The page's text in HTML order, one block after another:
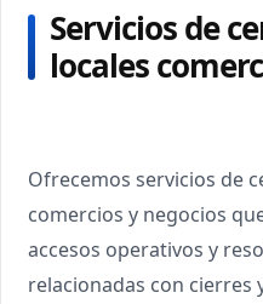
Servicios de
locales
Ofrecemos servicios de
comercios y negocios
accesos operativos y
relacionadas con cierres